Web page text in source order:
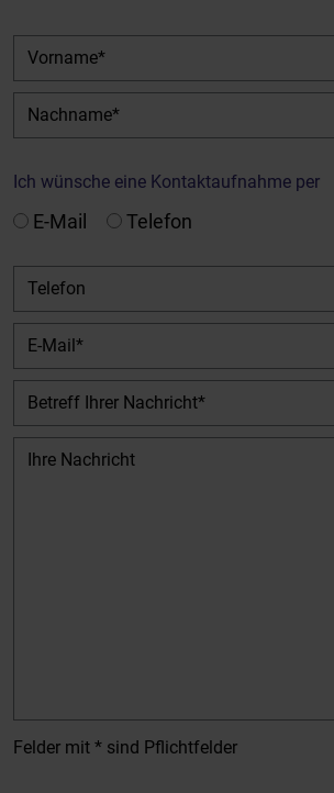
Vorname
Nachname
Ich wünsche eine Kontaktaufnahme per
E-Mail Telefon
Telefon
E-Mail
Betreff Ihrer Nachricht
Ihre Nachricht
Felder mit * sind Pflichtfelder